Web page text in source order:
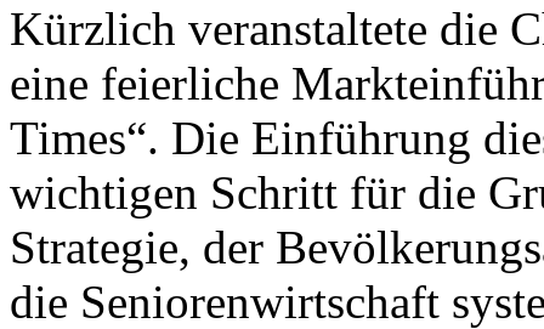
Kürzlich veranstaltete die
eine feierliche
Times“. Die Einführung
wichtigen Schritt für die
Strategie, der
die Seniorenwirtschaft